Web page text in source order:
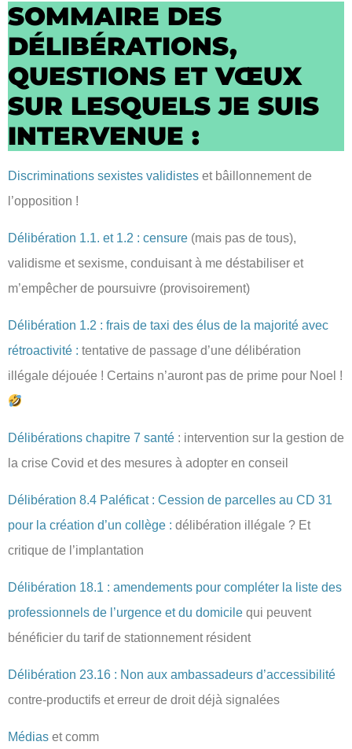
SOMMAIRE DES
DÉLIBÉRATIONS,
QUESTIONS ET VŒUX
SUR LESQUELS JE SUIS
INTERVENUE :
Discriminations sexistes validistes et bâillonnement de
l’opposition !
Délibération 1.1. et 1.2 : censure (mais pas de tous),
validisme et sexisme, conduisant à me déstabiliser et
m’empêcher de poursuivre (provisoirement)
Délibération 1.2 : frais de taxi des élus de la majorité avec
rétroactivité : tentative de passage d’une délibération
illégale déjouée ! Certains n’auront pas de prime pour Noel !
Délibérations chapitre 7 santé : intervention sur la gestion de
la crise Covid et des mesures à adopter en conseil
Délibération 8.4 Paléficat : Cession de parcelles au CD 31
pour la création d’un collège : délibération illégale ? Et
critique de l’implantation
Délibération 18.1 : amendements pour compléter la liste des
professionnels de l’urgence et du domicile qui peuvent
bénéficier du tarif de stationnement résident
Délibération 23.16 : Non aux ambassadeurs d’accessibilité
contre-productifs et erreur de droit déjà signalées
Médias et comm